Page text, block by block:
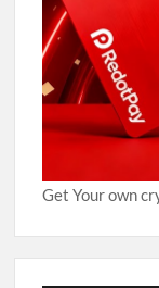
Get Your own